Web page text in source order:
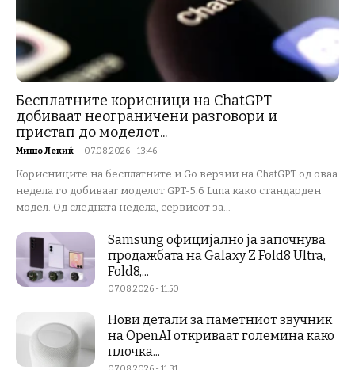
Бесплатните корисници на ChatGPT
добиваат неограничени разговори и
пристап до моделот...
Мишо Лекиќ - 07.08.2026 - 13:46
Корисниците на бесплатните и Go верзии на ChatGPT од оваа
недела го добиваат моделот GPT-5.6 Luna како стандарден
модел. Од следната недела, сервисот за...
Samsung официјално ја започнува
продажбата на Galaxy Z Fold8 Ultra,
Fold8,...
07.08.2026 - 11:50
Нови детали за паметниот звучник
на OpenAI откриваат големина како
плочка...